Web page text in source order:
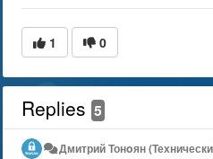
1 0
Replies 5
Дмитрий Тонoян